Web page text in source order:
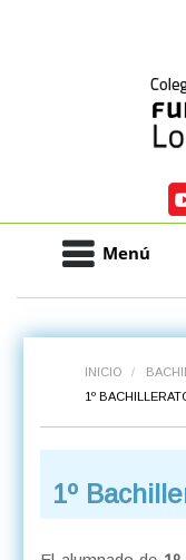
Menú
INICIO /
1º
1º